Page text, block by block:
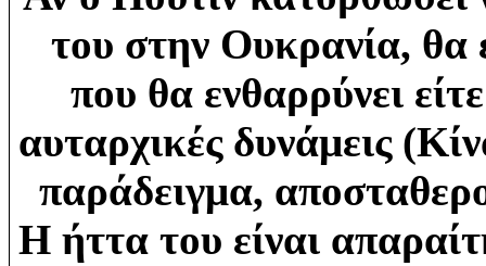
του στην Ουκρανία, θα
που θα ενθαρρύνει
αυταρχικές δυνάμεις
παράδειγμα,
Η ήττα του είναι